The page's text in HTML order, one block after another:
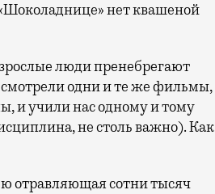
нет квашеной
люди пренебрегают
одни и те же фильмы,
и учили нас одному и тому
не столь важно). Как
отравляющая сотни тысяч